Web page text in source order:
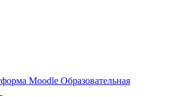
Moodle Образовательная